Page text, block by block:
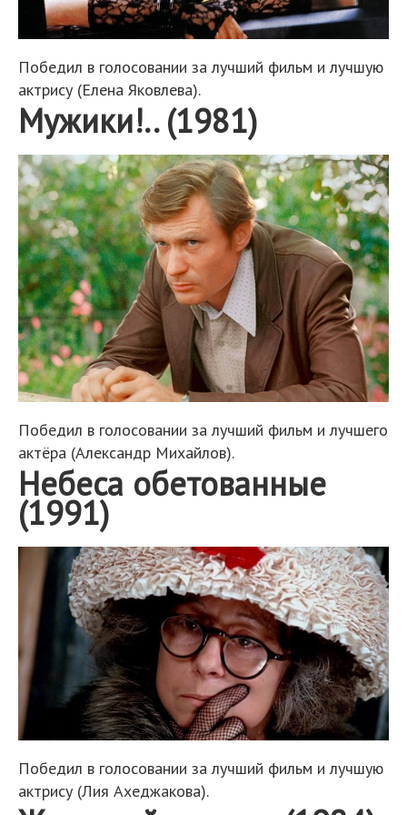
Победил в голосовании за лучший фильм и лучшую
актрису (Елена Яковлева).
Мужики!.. (1981)
Победил в голосовании за лучший фильм и лучшего
актёра (Александр Михайлов).
Небеса обетованные
(1991)
Победил в голосовании за лучший фильм и лучшую
актрису (Лия Ахеджакова).